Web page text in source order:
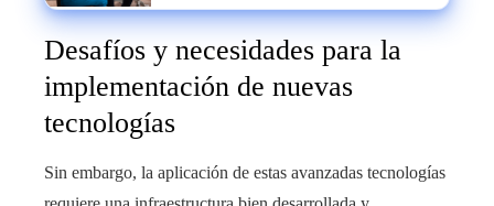
Desafíos y necesidades para la
implementación de nuevas
tecnologías
Sin embargo, la aplicación de estas avanzadas tecnologías